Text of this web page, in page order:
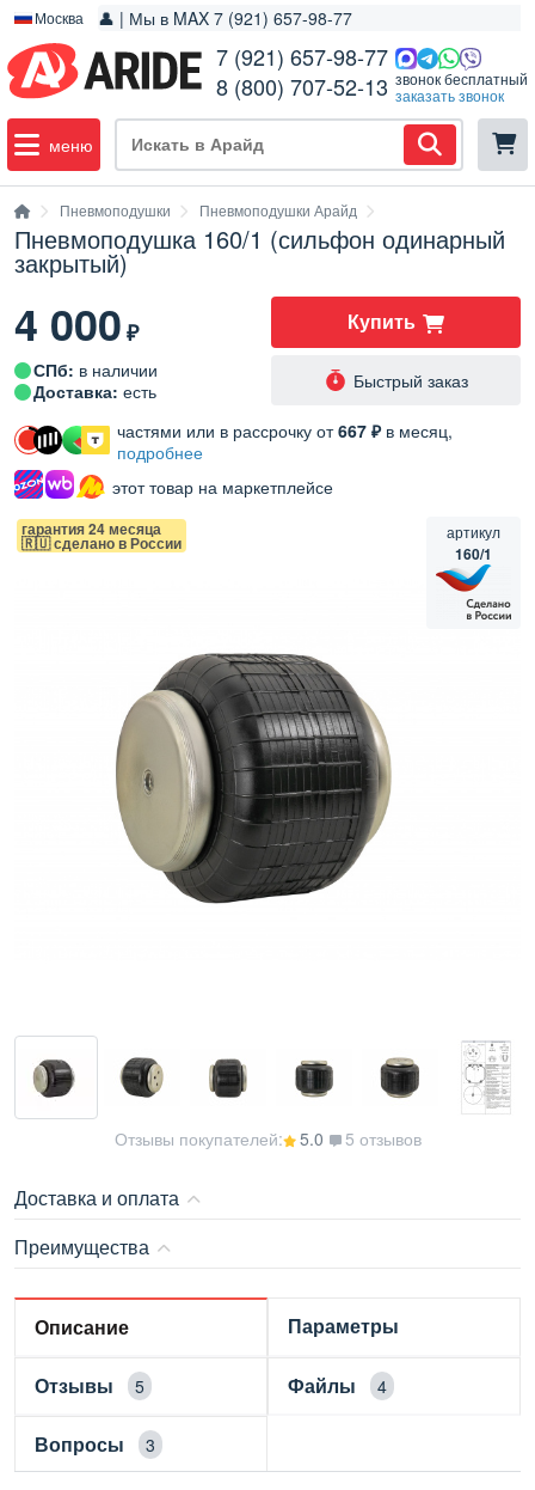
Москва 👤 | Мы в MAX 7 (921) 657-98-77
7 (921) 657-98-77
8 (800) 707-52-13 звонок бесплатный
заказать звонок
меню
Пневмоподушки Пневмоподушки Арайд
Пневмоподушка 160/1 (сильфон одинарный
закрытый)
гарантия 24 месяца
🇷🇺 сделано в России
артикул
160/1
Отзывы покупателей: 5.0 5 отзывов
Доставка и оплата
Преимущества
Описание Параметры
Отзывы 5 Файлы 4
Вопросы 3
4 000₽ Купить
Быстрый заказ
частями или в рассрочку от667 ₽в месяц,
подробнее
этот товар на маркетплейсе
СПб: в наличии
Доставка: есть